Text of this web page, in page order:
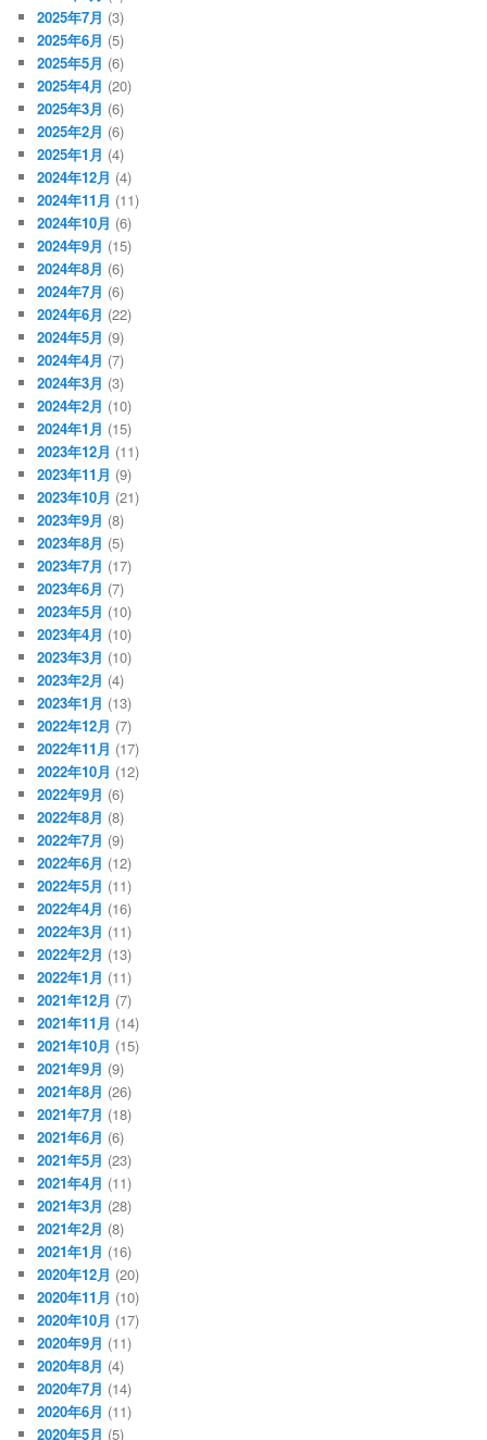
2025年7月 (3)
2025年6月 (5)
2025年5月 (6)
2025年4月 (20)
2025年3月 (6)
2025年2月 (6)
2025年1月 (4)
2024年12月 (4)
2024年11月 (11)
2024年10月 (6)
2024年9月 (15)
2024年8月 (6)
2024年7月 (6)
2024年6月 (22)
2024年5月 (9)
2024年4月 (7)
2024年3月 (3)
2024年2月 (10)
2024年1月 (15)
2023年12月 (11)
2023年11月 (9)
2023年10月 (21)
2023年9月 (8)
2023年8月 (5)
2023年7月 (17)
2023年6月 (7)
2023年5月 (10)
2023年4月 (10)
2023年3月 (10)
2023年2月 (4)
2023年1月 (13)
2022年12月 (7)
2022年11月 (17)
2022年10月 (12)
2022年9月 (6)
2022年8月 (8)
2022年7月 (9)
2022年6月 (12)
2022年5月 (11)
2022年4月 (16)
2022年3月 (11)
2022年2月 (13)
2022年1月 (11)
2021年12月 (7)
2021年11月 (14)
2021年10月 (15)
2021年9月 (9)
2021年8月 (26)
2021年7月 (18)
2021年6月 (6)
2021年5月 (23)
2021年4月 (11)
2021年3月 (28)
2021年2月 (8)
2021年1月 (16)
2020年12月 (20)
2020年11月 (10)
2020年10月 (17)
2020年9月 (11)
2020年8月 (4)
2020年7月 (14)
2020年6月 (11)
2020年5月 (5)